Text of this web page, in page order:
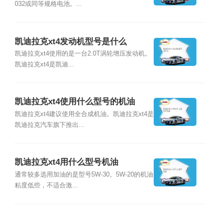
032或同等规格电池。...
凯迪拉克xt4发动机型号是什么
凯迪拉克xt4使用的是一台2.0T涡轮增压发动机。
凯迪拉克xt4是凯迪...
凯迪拉克xt4使用什么型号的机油
凯迪拉克xt4建议使用全合成机油。凯迪拉克xt4是
凯迪拉克汽车旗下推出...
凯迪拉克xt4用什么型号机油
通常较多选用加油的是型号5W-30。5W-20的机油
粘度低些，不适合激...